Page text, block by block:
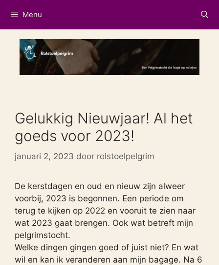
naar
de
inhoud
Menu
Gelukkig Nieuwjaar! Al het
goeds voor 2023!
januari 2, 2023 door rolstoelpelgrim
De kerstdagen en oud en nieuw zijn alweer
voorbij, 2023 is begonnen. Een periode om
terug te kijken op 2022 en vooruit te zien naar
wat 2023 gaat brengen. Ook wat betreft mijn
pelgrimstocht.
Welke dingen gingen goed of juist niet? En wat
wil en kan ik veranderen aan mijn bagage. Na 6